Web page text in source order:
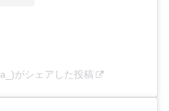
がシェアした投稿